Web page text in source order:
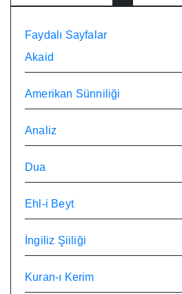
Faydalı Sayfalar
Akaid
Amerikan Sünniliği
Analiz
Dua
Ehl-i Beyt
İngiliz Şiiliği
Kuran-ı Kerim